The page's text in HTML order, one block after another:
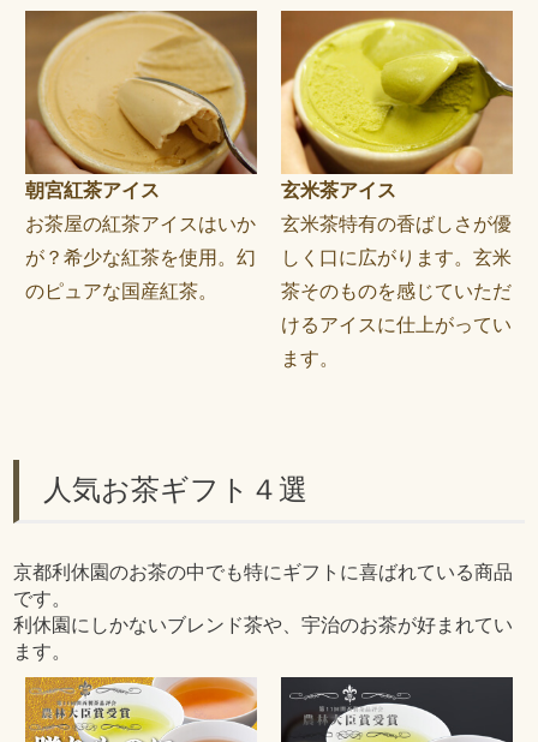
朝宮紅茶アイス
お茶屋の紅茶アイスはいか
が？希少な紅茶を使用。幻
のピュアな国産紅茶。
玄米茶アイス
玄米茶特有の香ばしさが優
しく口に広がります。玄米
茶そのものを感じていただ
けるアイスに仕上がってい
ます。
人気お茶ギフト４選
京都利休園のお茶の中でも特にギフトに喜ばれている商品
です。
利休園にしかないブレンド茶や、宇治のお茶が好まれてい
ます。